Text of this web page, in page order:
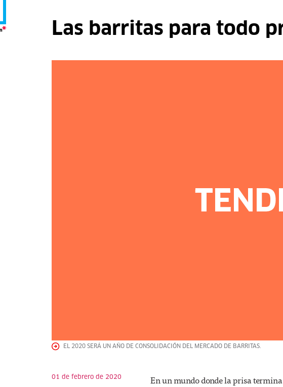
Las barritas para todo
EL 2020 SERÁ UN AÑO DE CONSOLIDACIÓN DEL MERCADO DE BARRITAS.
01 de febrero de 2020
En un mundo donde la prisa